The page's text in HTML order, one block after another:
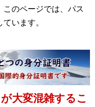
のページでは、パス
います。
大変混雑するこ